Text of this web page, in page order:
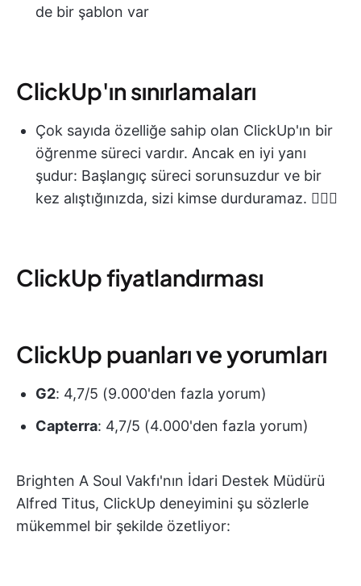
de bir şablon var
ClickUp'ın sınırlamaları
Çok sayıda özelliğe sahip olan ClickUp'ın bir
öğrenme süreci vardır. Ancak en iyi yanı
şudur: Başlangıç süreci sorunsuzdur ve bir
kez alıştığınızda, sizi kimse durduramaz. 🏃🏻‍♂️
ClickUp fiyatlandırması
ClickUp puanları ve yorumları
G2: 4,7/5 (9.000'den fazla yorum)
Capterra: 4,7/5 (4.000'den fazla yorum)
Brighten A Soul Vakfı'nın İdari Destek Müdürü
Alfred Titus, ClickUp deneyimini şu sözlerle
mükemmel bir şekilde özetliyor: